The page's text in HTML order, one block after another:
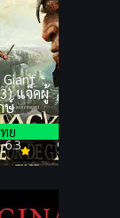
แจ็คผู้
ษ์
6.3
ย